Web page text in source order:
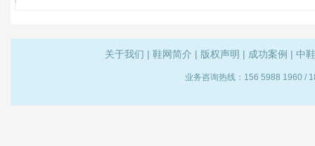
关于我们 | 鞋网简介 | 版权声明 | 成功案例 | 中
业务咨询热线：156 5988 1960 /